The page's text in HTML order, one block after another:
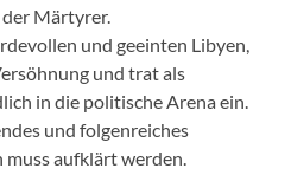
Märtyrer.
und geeinten Libyen,
und trat als
in die politische Arena ein.
und folgenreiches
muss aufklärt werden.